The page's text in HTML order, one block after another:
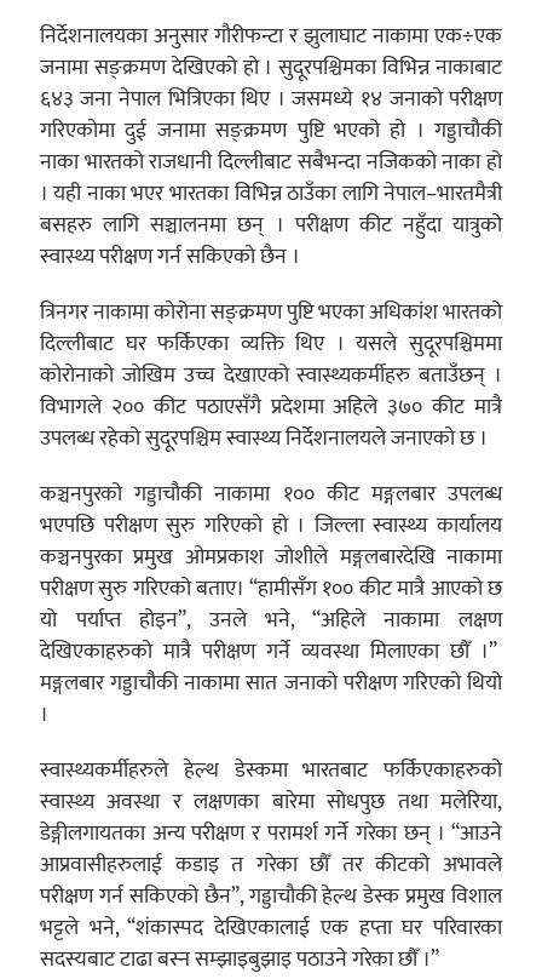
निर्देशनालयका अनुसार गौरीफन्टा र झुलाघाट नाकामा एक÷एक
जनामा सङ्क्रमण देखिएको हो । सुदूरपश्चिमका विभिन्न नाकाबाट
६४३ जना नेपाल भित्रिएका थिए । जसमध्ये १४ जनाको परीक्षण
गरिएकोमा दुई जनामा सङ्क्रमण पुष्टि भएको हो । गड्डाचौकी
नाका भारतको राजधानी दिल्लीबाट सबैभन्दा नजिकको नाका हो
। यही नाका भएर भारतका विभिन्न ठाउँका लागि नेपाल–भारतमैत्री
बसहरु लागि सञ्चालनमा छन् । परीक्षण कीट नहुँदा यात्रुको
स्वास्थ्य परीक्षण गर्न सकिएको छैन ।
त्रिनगर नाकामा कोरोना सङ्क्रमण पुष्टि भएका अधिकांश भारतको
दिल्लीबाट घर फर्किएका व्यक्ति थिए । यसले सुदूरपश्चिममा
कोरोनाको जोखिम उच्च देखाएको स्वास्थ्यकर्मीहरु बताउँछन् ।
विभागले २०० कीट पठाएसँगै प्रदेशमा अहिले ३७० कीट मात्रै
उपलब्ध रहेको सुदूरपश्चिम स्वास्थ्य निर्देशनालयले जनाएको छ ।
कञ्चनपुरको गड्डाचौकी नाकामा १०० कीट मङ्गलबार उपलब्ध
भएपछि परीक्षण सुरु गरिएको हो । जिल्ला स्वास्थ्य कार्यालय
कञ्चनपुरका प्रमुख ओमप्रकाश जोशीले मङ्गलबारदेखि नाकामा
परीक्षण सुरु गरिएको बताए। “हामीसँग १०० कीट मात्रै आएको छ
यो पर्याप्त होइन”, उनले भने, “अहिले नाकामा लक्षण
देखिएकाहरुको मात्रै परीक्षण गर्ने व्यवस्था मिलाएका छौँ ।”
मङ्गलबार गड्डाचौकी नाकामा सात जनाको परीक्षण गरिएको थियो
।
स्वास्थ्यकर्मीहरुले हेल्थ डेस्कमा भारतबाट फर्किएकाहरुको
स्वास्थ्य अवस्था र लक्षणका बारेमा सोधपुछ तथा मलेरिया,
डेङ्गीलगायतका अन्य परीक्षण र परामर्श गर्ने गरेका छन् । “आउने
आप्रवासीहरुलाई कडाइ त गरेका छौँ तर कीटको अभावले
परीक्षण गर्न सकिएको छैन”, गड्डाचौकी हेल्थ डेस्क प्रमुख विशाल
भट्टले भने, “शंकास्पद देखिएकालाई एक हप्ता घर परिवारका
सदस्यबाट टाढा बस्न सम्झाइबुझाइ पठाउने गरेका छौँ ।”